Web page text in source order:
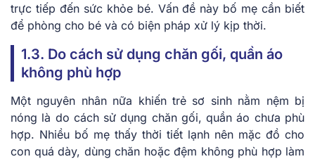
trực tiếp đến sức khỏe bé. Vấn đề này bố mẹ cần biết
để phòng cho bé và có biện pháp xử lý kịp thời.
1.3. Do cách sử dụng chăn gối, quần áo
không phù hợp
Một nguyên nhân nữa khiến trẻ sơ sinh nằm nệm bị
nóng là do cách sử dụng chăn gối, quần áo chưa phù
hợp. Nhiều bố mẹ thấy thời tiết lạnh nên mặc đồ cho
con quá dày, dùng chăn hoặc đệm không phù hợp làm